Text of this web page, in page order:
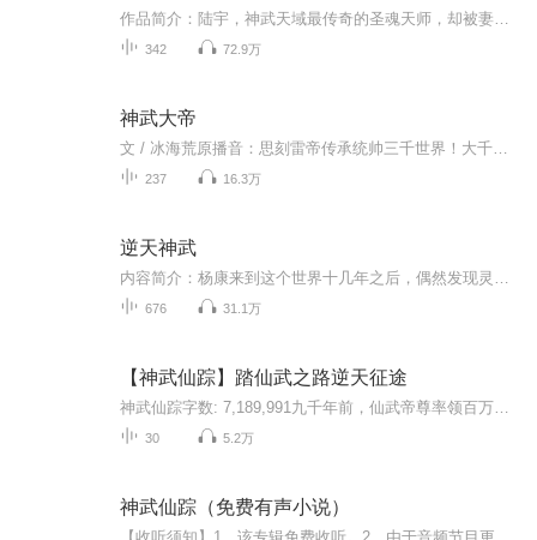
342 72.9万
神武大帝
237 16.3万
逆天神武
676 31.1万
【神武仙踪】踏仙武之路逆天征途
30 5.2万
神武仙踪（免费有声小说）